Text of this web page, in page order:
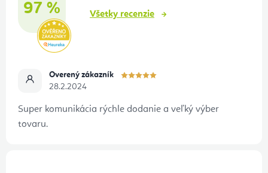
97 % Všetky recenzie
Overený zákazník
28.2.2024
Super komunikácia rýchle dodanie a veľký výber
tovaru.